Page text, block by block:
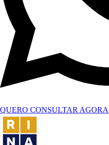
QUERO CONSULTAR AGORA